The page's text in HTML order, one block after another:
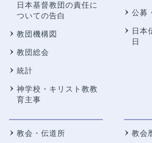
日本基督教団の責任に
ついての告白
教団機構図
教団総会
統計
神学校・キリスト教教
育主事
公募
日本
日
教会・伝道所 教会